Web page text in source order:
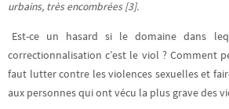
urbains, très encombrées [3].
Est-ce un hasard si le domaine dans
correctionnalisation c’est le viol ? Comment
faut lutter contre les violences sexuelles et
aux personnes qui ont vécu la plus grave des